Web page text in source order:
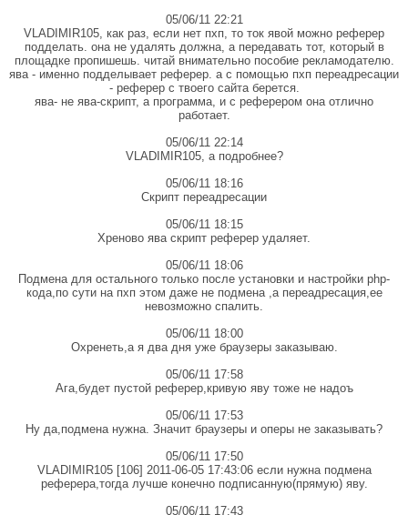
05/06/11 22:21
VLADIMIR105, как раз, если нет пхп, то ток явой можно реферер
подделать. она не удалять должна, а передавать тот, который в
площадке пропишешь. читай внимательно пособие рекламодателю.
ява - именно подделывает реферер. а с помощью пхп переадресации
- реферер с твоего сайта берется.
ява- не ява-скрипт, а программа, и с реферером она отлично
работает.
05/06/11 22:14
VLADIMIR105, а подробнее?
05/06/11 18:16
Скрипт переадресации
05/06/11 18:15
Хреново ява скрипт реферер удаляет.
05/06/11 18:06
Подмена для остального только после установки и настройки php-
кода,по сути на пхп этом даже не подмена ,а переадресация,ее
невозможно спалить.
05/06/11 18:00
Охренеть,а я два дня уже браузеры заказываю.
05/06/11 17:58
Ага,будет пустой реферер,кривую яву тоже не надоъ
05/06/11 17:53
Ну да,подмена нужна. Значит браузеры и оперы не заказывать?
05/06/11 17:50
VLADIMIR105 [106] 2011-06-05 17:43:06 если нужна подмена
реферера,тогда лучше конечно подписанную(прямую) яву.
05/06/11 17:43